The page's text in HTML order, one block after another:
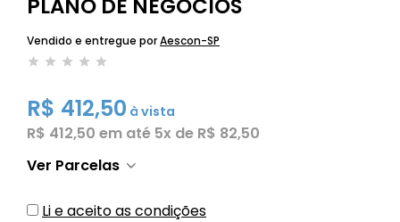
PLANO DE NEGÓCIOS
Vendido e entregue porAescon-SP
R$ 412,50 à vista
R$ 412,50 em até 5x de R$ 82,50
Ver Parcelas
Li e aceito as condições